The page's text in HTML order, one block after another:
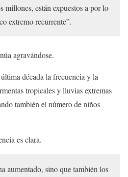
millones, están expuestos a por lo
extremo recurrente”.
agravándose.
década la frecuencia y la
tropicales y lluvias extremas
también el número de niños
es clara.
aumentado, sino que también los